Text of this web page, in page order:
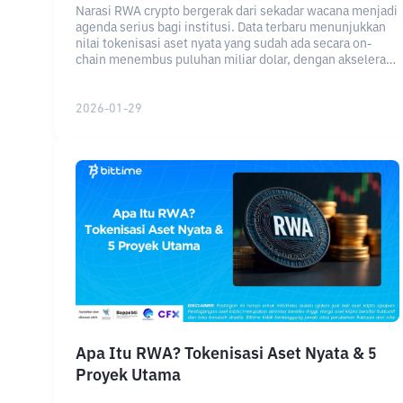
Narasi RWA crypto bergerak dari sekadar wacana menjadi
agenda serius bagi institusi. Data terbaru menunjukkan
nilai tokenisasi aset nyata yang sudah ada secara on-
chain menembus puluhan miliar dolar, dengan akselerasi
2026-01-29
Apa Itu RWA? Tokenisasi Aset Nyata & 5
Proyek Utama